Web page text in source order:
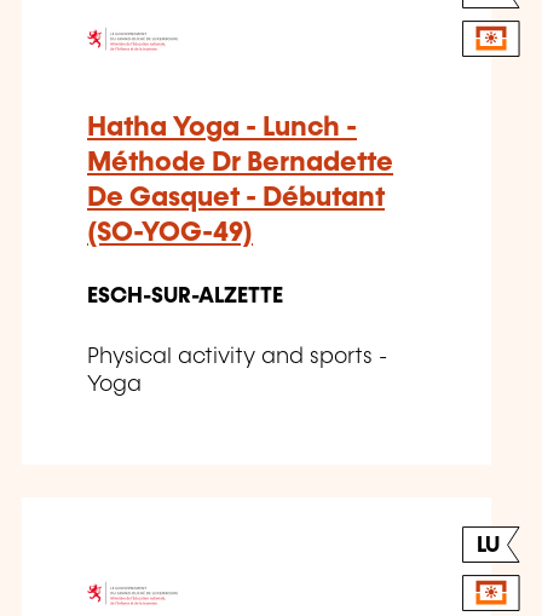
Hatha Yoga - Lunch -
Méthode Dr Bernadette
De Gasquet - Débutant
(SO-YOG-49)
ESCH-SUR-ALZETTE
Physical activity and sports -
Yoga
LU